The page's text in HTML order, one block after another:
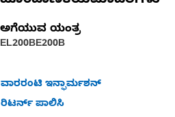
ಅಗೆಯುವ ಯಂತ್ರ
EL200BE200B
ವಾರರಂಟಿ ಇನ್ಫಾರ್ಮಶನ್
ರಿಟರ್ನ್ ಪಾಲಿಸಿ